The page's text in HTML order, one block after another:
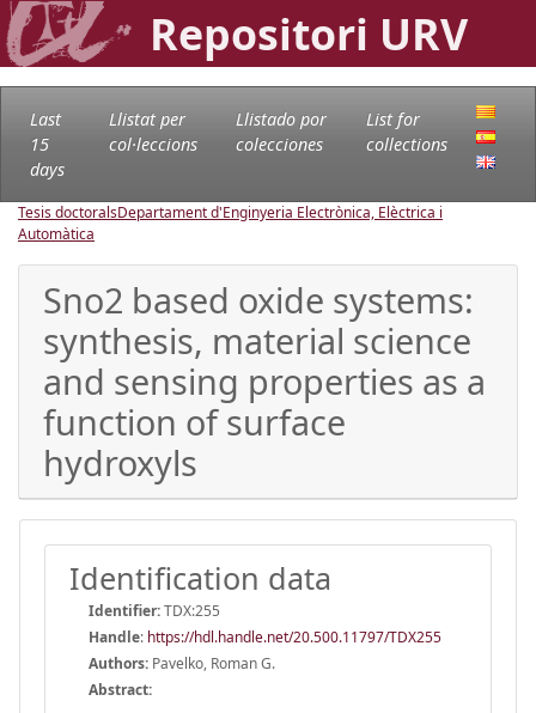
Repositori URV
Last
15
days
Llistat per
col·leccions
Llistado por
colecciones
List for
collections
Tesis doctoralsDepartament d'Enginyeria Electrònica, Elèctrica i
Automàtica
Sno2 based oxide systems:
synthesis, material science
and sensing properties as a
function of surface
hydroxyls
Identification data
Identifier:TDX:255
Handle: https://hdl.handle.net/20.500.11797/TDX255
Authors: Pavelko, Roman G.
Abstract: